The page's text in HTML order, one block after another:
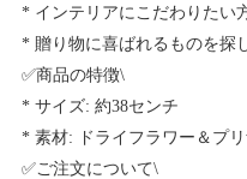
* インテリアにこだわりたい
* 贈り物に喜ばれるものを探
✅商品の特徴\
* サイズ: 約38センチ
* 素材: ドライフラワー＆プ
✅ご注文について\